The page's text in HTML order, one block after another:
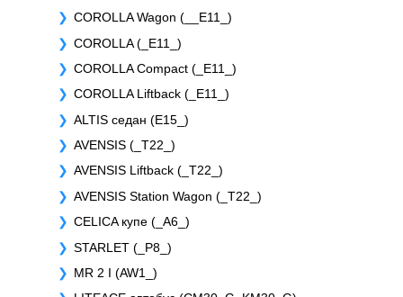
COROLLA Wagon (__E11_)
COROLLA (_E11_)
COROLLA Compact (_E11_)
COROLLA Liftback (_E11_)
ALTIS седан (E15_)
AVENSIS (_T22_)
AVENSIS Liftback (_T22_)
AVENSIS Station Wagon (_T22_)
CELICA купе (_A6_)
STARLET (_P8_)
MR 2 I (AW1_)